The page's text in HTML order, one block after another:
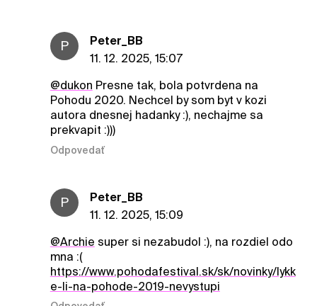
P
Peter_BB
11. 12. 2025, 15:07
@dukon Presne tak, bola potvrdena na
Pohodu 2020. Nechcel by som byt v kozi
autora dnesnej hadanky :), nechajme sa
prekvapit :)))
Odpovedať
P
Peter_BB
11. 12. 2025, 15:09
@Archie super si nezabudol :), na rozdiel odo
mna :(
https://www.pohodafestival.sk/sk/novinky/lykk
e-li-na-pohode-2019-nevystupi